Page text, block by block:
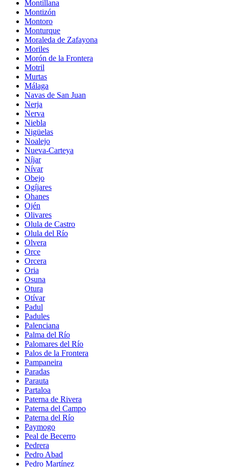
Montillana
Montizón
Montoro
Monturque
Moraleda de Zafayona
Moriles
Morón de la Frontera
Motril
Murtas
Málaga
Navas de San Juan
Nerja
Nerva
Niebla
Nigüelas
Noalejo
Nueva-Carteya
Níjar
Nívar
Obejo
Ogíjares
Ohanes
Ojén
Olivares
Olula de Castro
Olula del Río
Olvera
Orce
Orcera
Oria
Osuna
Otura
Otívar
Padul
Padules
Palenciana
Palma del Río
Palomares del Río
Palos de la Frontera
Pampaneira
Paradas
Parauta
Partaloa
Paterna de Rivera
Paterna del Campo
Paterna del Río
Paymogo
Peal de Becerro
Pedrera
Pedro Abad
Pedro Martínez